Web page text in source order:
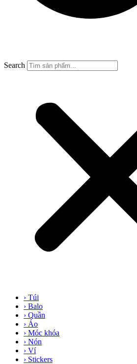
Search
› Túi
› Balo
› Quần
› Áo
› Móc khóa
› Nón
› Ví
› Stickers